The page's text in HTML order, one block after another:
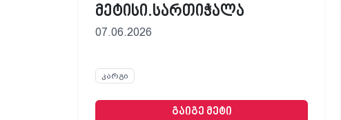
მეტისი.სართიჭალა
07.06.2026
კარგი
გაიგე მეტი